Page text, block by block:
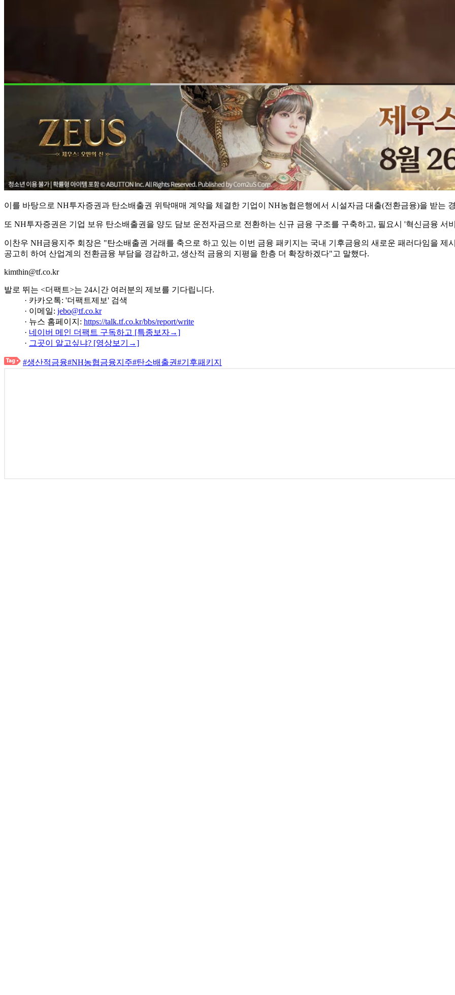
이를 바탕으로 NH투자증권과 탄소배출권 위탁매매 계약을 체결한 기업이 NH농협은행에서 시설자금 대출(전환금융)을 받는
또 NH투자증권은 기업 보유 탄소배출권을 양도 담보 운전자금으로 전환하는 신규 금융 구조를 구축하고, 필요시 '혁신금융 서
이찬우 NH금융지주 회장은 "탄소배출권 거래를 축으로 하고 있는 이번 금융 패키지는 국내 기후금융의 새로운 패러다임을 제
공고히 하여 산업계의 전환금융 부담을 경감하고, 생산적 금융의 지평을 한층 더 확장하겠다"고 말했다.
kimthin@tf.co.kr
발로 뛰는 <더팩트>는 24시간 여러분의 제보를 기다립니다.
· 카카오톡: '더팩트제보' 검색
· 이메일: jebo@tf.co.kr
· 뉴스 홈페이지: https://talk.tf.co.kr/bbs/report/write
· 네이버 메인 더팩트 구독하고 [특종보자→]
· 그곳이 알고싶냐? [영상보기→]
#생산적금융#NH농협금융지주#탄소배출권#기후패키지